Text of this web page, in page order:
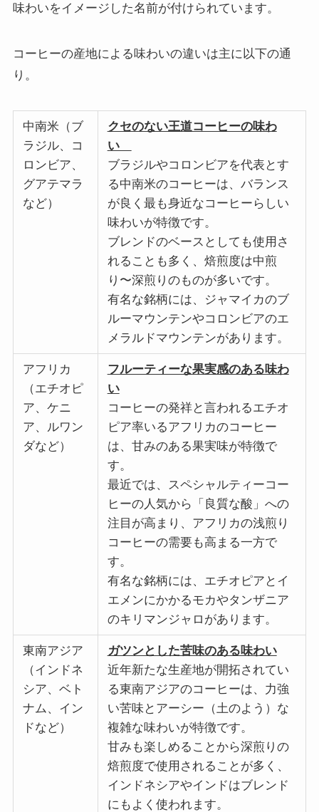
味わいをイメージした名前が付けられています。
コーヒーの産地による味わいの違いは主に以下の通
り。
中南米（ブ
ラジル、コ
ロンビア、
グアテマラ
など）
クセのない王道コーヒーの味わ
い
ブラジルやコロンビアを代表とす
る中南米のコーヒーは、バランス
が良く最も身近なコーヒーらしい
味わいが特徴です。
ブレンドのベースとしても使用さ
れることも多く、焙煎度は中煎
り〜深煎りのものが多いです。
有名な銘柄には、ジャマイカのブ
ルーマウンテンやコロンビアのエ
メラルドマウンテンがあります。
アフリカ
（エチオピ
ア、ケニ
ア、ルワン
ダなど）
フルーティーな果実感のある味わ
い
コーヒーの発祥と言われるエチオ
ピア率いるアフリカのコーヒー
は、甘みのある果実味が特徴で
す。
最近では、スペシャルティーコー
ヒーの人気から「良質な酸」への
注目が高まり、アフリカの浅煎り
コーヒーの需要も高まる一方で
す。
有名な銘柄には、エチオピアとイ
エメンにかかるモカやタンザニア
のキリマンジャロがあります。
東南アジア
（インドネ
シア、ベト
ナム、イン
ドなど）
ガツンとした苦味のある味わい
近年新たな生産地が開拓されてい
る東南アジアのコーヒーは、力強
い苦味とアーシー（土のよう）な
複雑な味わいが特徴です。
甘みも楽しめることから深煎りの
焙煎度で使用されることが多く、
インドネシアやインドはブレンド
にもよく使われます。